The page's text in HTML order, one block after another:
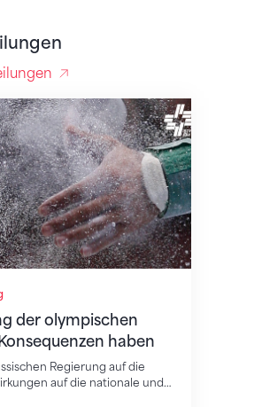
der olympischen
haben
Regierung auf die
auf die nationale und…
olympischen Werte muss